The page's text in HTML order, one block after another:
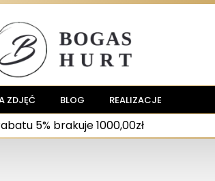
ZDJĘĆ BLOG REALIZACJE
5% brakuje 1000,00zł